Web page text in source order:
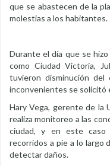
que se abastecen de la
molestias a los habitantes.
Durante el día que se
como Ciudad Victoria,
tuvieron disminución
inconvenientes se solicitó
Hary Vega, gerente de la
realiza monitoreo a las
ciudad, y en este caso
recorridos a pie a lo largo
detectar daños.